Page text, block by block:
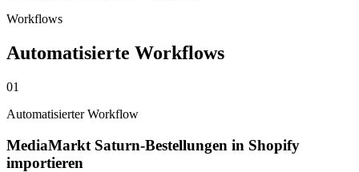
Workflows
Automatisierte Workflows
01
Automatisierter Workflow
MediaMarkt Saturn-Bestellungen in Shopify
importieren